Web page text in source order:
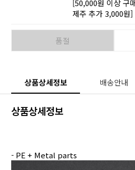
[50,000원 이상 구
제주 추가 3,000원]
품절
상품상세정보 배송안내
상품상세정보
- PE + Metal parts